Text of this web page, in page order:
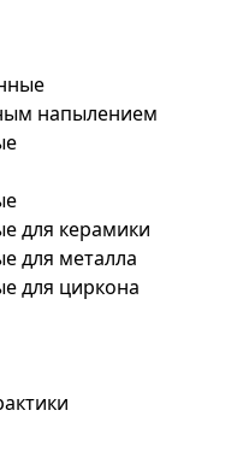
напылением
для керамики
для металла
для циркона